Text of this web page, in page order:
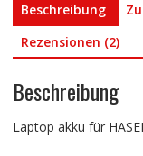
Beschreibung
Rezensionen (2)
Beschreibung
Laptop akku für